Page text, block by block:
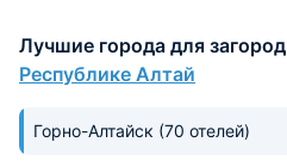
Лучшие города для
Республике Алтай
Горно-Алтайск (70 отелей)